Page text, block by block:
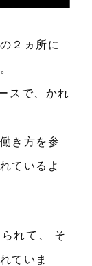
２ヵ所に
スで、かれ
き方を参
ているよ
れて、 そ
ていま